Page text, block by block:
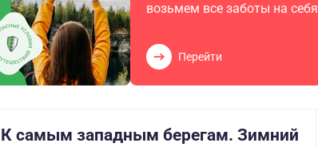
возьмем все заботы на себя
Перейти
К самым западным берегам. Зимний